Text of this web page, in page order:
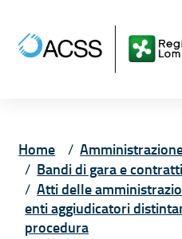
Home
Bandi di gara e contratti
Atti delle
enti aggiudicatori
procedura